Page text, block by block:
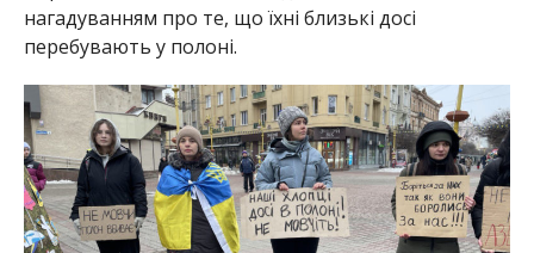
нагадуванням про те, що їхні близькі досі
перебувають у полоні.